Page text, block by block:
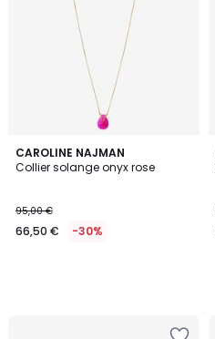
CAROLINE NAJMAN
Collier solange onyx rose
95,00 €
66,50 € -30%